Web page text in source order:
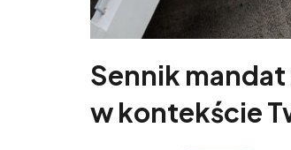
Sennik mandat
w kontekście